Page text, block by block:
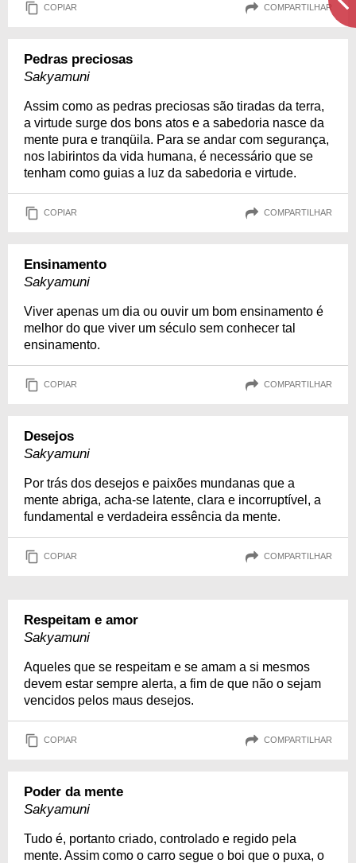
COPIAR COMPARTILHAR
Pedras preciosas
Sakyamuni
Assim como as pedras preciosas são tiradas da terra,
a virtude surge dos bons atos e a sabedoria nasce da
mente pura e tranqüila. Para se andar com segurança,
nos labirintos da vida humana, é necessário que se
tenham como guias a luz da sabedoria e virtude.
COPIAR COMPARTILHAR
Ensinamento
Sakyamuni
Viver apenas um dia ou ouvir um bom ensinamento é
melhor do que viver um século sem conhecer tal
ensinamento.
COPIAR COMPARTILHAR
Desejos
Sakyamuni
Por trás dos desejos e paixões mundanas que a
mente abriga, acha-se latente, clara e incorruptível, a
fundamental e verdadeira essência da mente.
COPIAR COMPARTILHAR
Respeitam e amor
Sakyamuni
Aqueles que se respeitam e se amam a si mesmos
devem estar sempre alerta, a fim de que não o sejam
vencidos pelos maus desejos.
COPIAR COMPARTILHAR
Poder da mente
Sakyamuni
Tudo é, portanto criado, controlado e regido pela
mente. Assim como o carro segue o boi que o puxa, o